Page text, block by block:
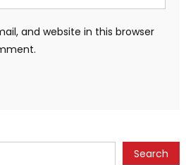
and website in this browser
Search